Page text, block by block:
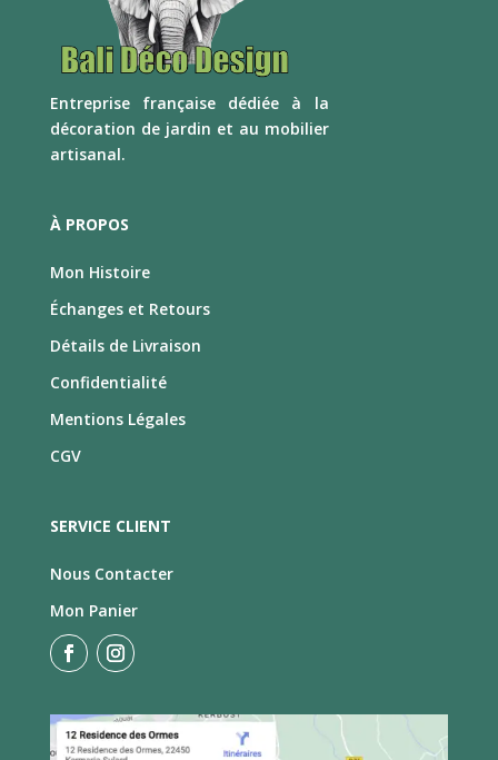
Entreprise française dédiée à la
décoration de jardin et au mobilier
artisanal.
À PROPOS
Mon Histoire
Échanges et Retours
Détails de Livraison
Confidentialité
Mentions Légales
CGV
SERVICE CLIENT
Nous Contacter
Mon Panier